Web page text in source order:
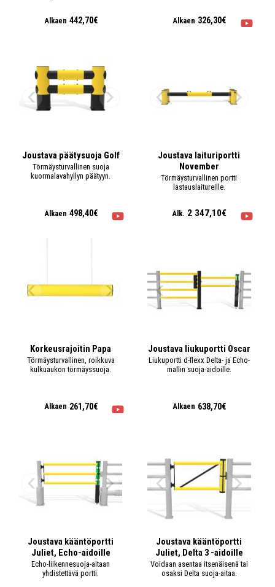
Alkaen 442,70€ Alkaen 326,30€
Joustava päätysuoja Golf
Törmäysturvallinen suoja
kuormalavahyllyn päätyyn.
Alkaen 498,40€
Joustava laituriportti
November
Törmäysturvallinen portti
lastauslaitureille.
Alk. 2 347,10€
Korkeusrajoitin Papa
Törmäysturvallinen, roikkuva
kulkuaukon törmäyssuoja.
Alkaen 261,70€
Joustava liukuportti Oscar
Liukuportti d-flexx Delta- ja Echo-
mallin suoja-aidoille.
Alkaen 638,70€
Joustava kääntöportti
Juliet, Echo-aidoille
Echo-liikennesuoja-aitaan
yhdistettävä portti.
Joustava kääntöportti
Juliet, Delta 3 -aidoille
Voidaan asentaa itsenäisenä tai
osaksi Delta suoja-aitaa.